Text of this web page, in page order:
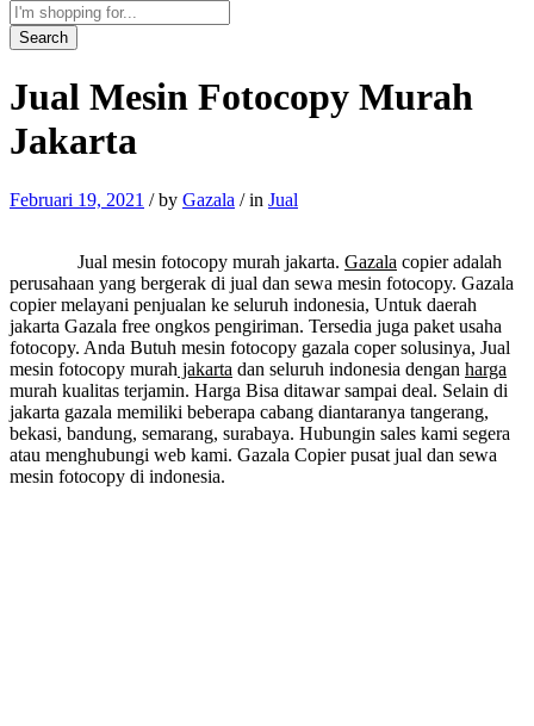
Search
Jual Mesin Fotocopy Murah
Jakarta
Februari 19, 2021 /by Gazala /in Jual
Jual mesin fotocopy murah jakarta. Gazala copier adalah
perusahaan yang bergerak di jual dan sewa mesin fotocopy. Gazala
copier melayani penjualan ke seluruh indonesia, Untuk daerah
jakarta Gazala free ongkos pengiriman. Tersedia juga paket usaha
fotocopy. Anda Butuh mesin fotocopy gazala coper solusinya, Jual
mesin fotocopy murah jakarta dan seluruh indonesia dengan harga
murah kualitas terjamin. Harga Bisa ditawar sampai deal. Selain di
jakarta gazala memiliki beberapa cabang diantaranya tangerang,
bekasi, bandung, semarang, surabaya. Hubungin sales kami segera
atau menghubungi web kami. Gazala Copier pusat jual dan sewa
mesin fotocopy di indonesia.